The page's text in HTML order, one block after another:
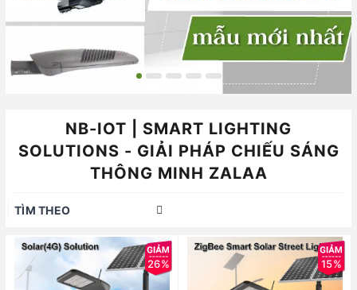
NB-IOT | SMART LIGHTING
SOLUTIONS - GIẢI PHÁP CHIẾU SÁNG
THÔNG MINH ZALAA
TÌM THEO
26% 15%